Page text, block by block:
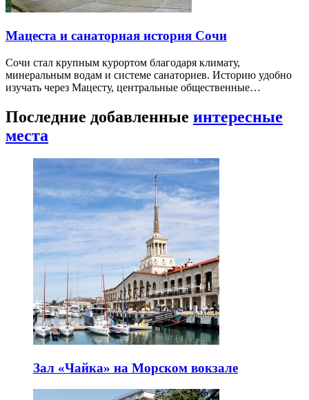
Мацеста и санаторная история Сочи
Сочи стал крупным курортом благодаря климату,
минеральным водам и системе санаториев. Историю удобно
изучать через Мацесту, центральные общественные…
Последние добавленные интересные
места
Зал «Чайка» на Морском вокзале